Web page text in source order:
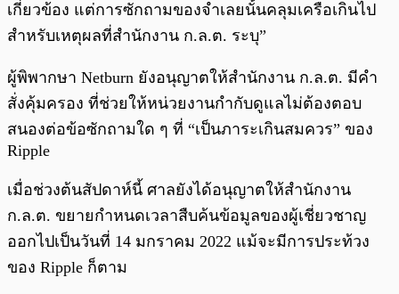
เกี่ยวข้อง แต่การซักถามของจำเลยนั้นคลุมเครือเกินไป
สำหรับเหตุผลที่สำนักงาน ก.ล.ต. ระบุ”
ผู้พิพากษา Netburn ยังอนุญาตให้สำนักงาน ก.ล.ต. มีคำ
สั่งคุ้มครอง ที่ช่วยให้หน่วยงานกำกับดูแลไม่ต้องตอบ
สนองต่อข้อซักถามใด ๆ ที่ “เป็นภาระเกินสมควร” ของ
Ripple
เมื่อช่วงต้นสัปดาห์นี้ ศาลยังได้อนุญาตให้สำนักงาน
ก.ล.ต. ขยายกำหนดเวลาสืบค้นข้อมูลของผู้เชี่ยวชาญ
ออกไปเป็นวันที่ 14 มกราคม 2022 แม้จะมีการประท้วง
ของ Ripple ก็ตาม